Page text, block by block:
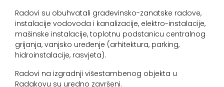
Radovi su obuhvatali građevinsko-zanatske radove,
instalacije vodovoda i kanalizacije, elektro-instalacije,
mašinske instalacije, toplotnu podstanicu centralnog
grijanja, vanjsko uređenje (arhitektura, parking,
hidroinstalacije, rasvjeta).
Radovi na izgradnji višestambenog objekta u
Radakovu su uredno završeni.